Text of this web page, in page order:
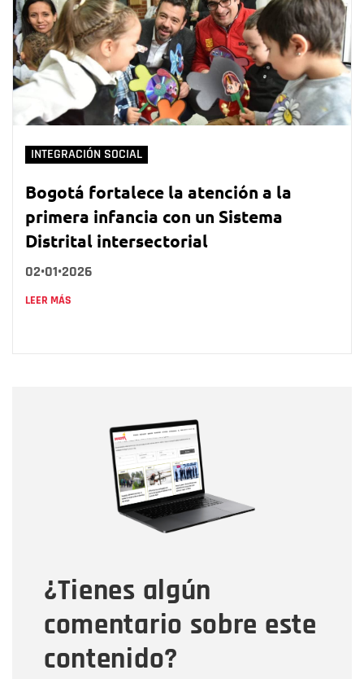
INTEGRACIÓN SOCIAL
Bogotá fortalece la atención a la
primera infancia con un Sistema
Distrital intersectorial
02•01•2026
LEER MÁS
¿Tienes algún
comentario sobre este
contenido?
Correo electrónico
Tipo de comentario
Mensaje